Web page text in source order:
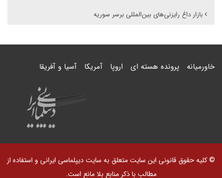
بازار داغ رایزنی‌های بین‌المللی برسر سوریه
خاورمیانه پرونده هسته ای اروپا آمریکا آسیا و آفریقا
© کلیه حقوق قانونی این سایت متعلق به سایت دیپلماسی ایرانی و استفاده از
مطالب با ذکر منابع بلا مانع است.